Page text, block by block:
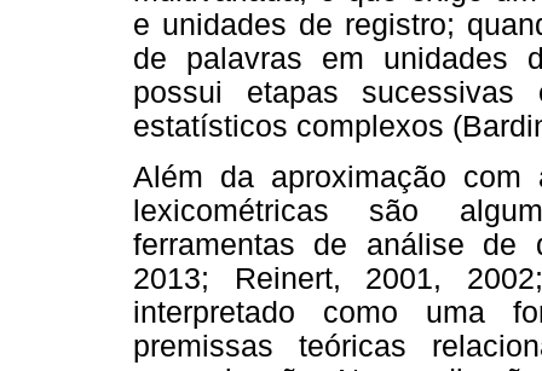
e unidades de registro;
de palavras em unidades
possui etapas
estatísticos complexos
Além da aproximação
lexicométricas são
ferramentas de análise de
2013; Reinert, 2001,
interpretado como uma
premissas teóricas